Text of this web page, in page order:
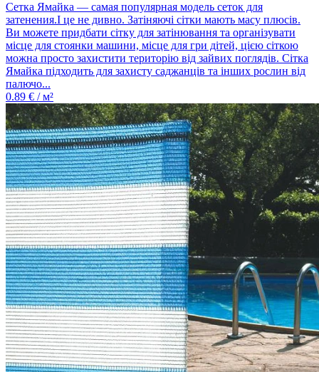
Сетка Ямайка — самая популярная модель сеток для
затенения.І це не дивно. Затіняючі сітки мають масу плюсів.
Ви можете придбати сітку для затінювання та організувати
місце для стоянки машини, місце для гри дітей, цією сіткою
можна просто захистити територію від зайвих поглядів. Сітка
Ямайка підходить для захисту саджанців та інших рослин від
палючо...
0.89 € / м²